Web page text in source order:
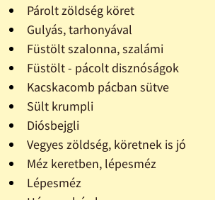
Párolt zöldség köret
Gulyás, tarhonyával
Füstölt szalonna, szalámi
Füstölt - pácolt disznóságok
Kacskacomb pácban sütve
Sült krumpli
Diósbejgli
Vegyes zöldség, köretnek is jó
Méz keretben, lépesméz
Lépesméz